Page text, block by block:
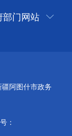
部门网站
阿图什市政务
：